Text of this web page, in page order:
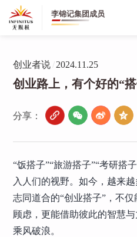
李锦记集团成员
创业者说 /2024.11.25
创业路上，有个好的“
分享：
“饭搭子”“旅游搭子”“考研搭
入人们的视野。如今，越来
志同道合的“创业搭子”，不
顾虑，更能借助彼此的智慧
乘风破浪。